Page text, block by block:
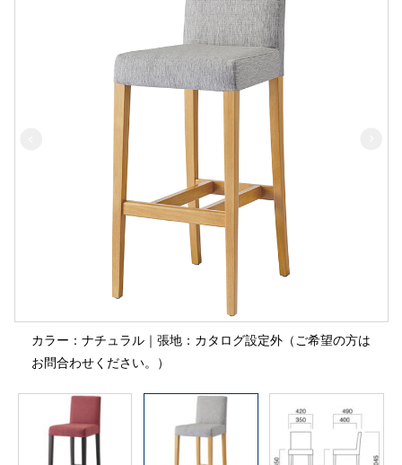
カラー：ナチュラル｜張地：カタログ設定外（ご希望の方は
お問合わせください。）